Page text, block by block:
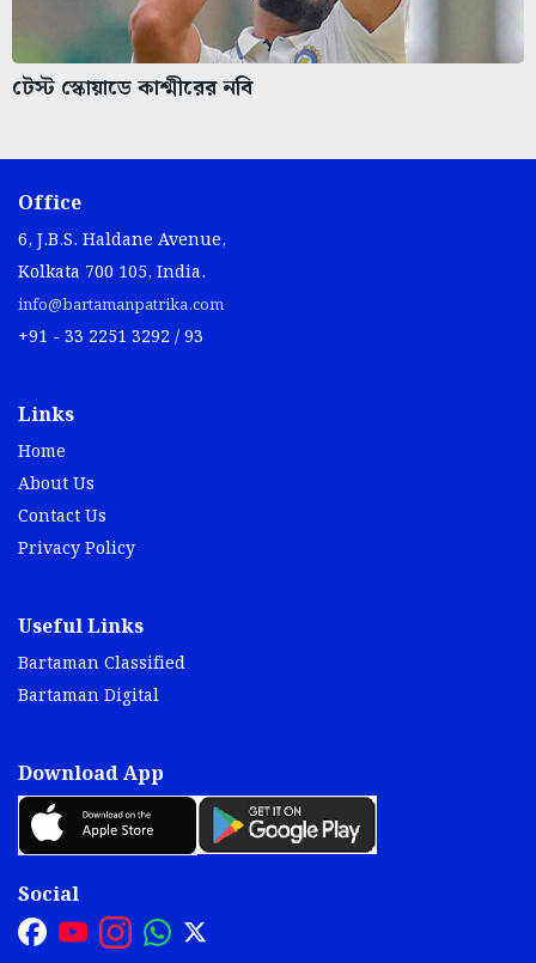
টেস্ট স্কোয়াডে কাশ্মীরের নবি
Office
6, J.B.S. Haldane Avenue,
Kolkata 700 105, India.
info@bartamanpatrika.com
+91 - 33 2251 3292 / 93
Links
Home
About Us
Contact Us
Privacy Policy
Useful Links
Bartaman Classified
Bartaman Digital
Download App
Social